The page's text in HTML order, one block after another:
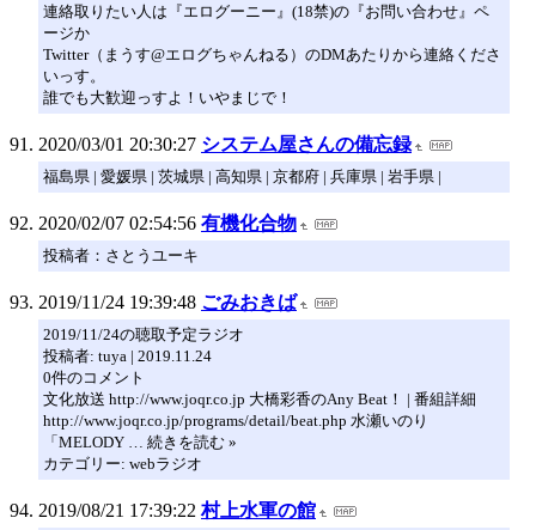
連絡取りたい人は『エログーニー』(18禁)の『お問い合わせ』ペ
ージか
Twitter（まうす@エログちゃんねる）のDMあたりから連絡くださ
いっす。
誰でも大歓迎っすよ！いやまじで！
2020/03/01 20:30:27 システム屋さんの備忘録
福島県 | 愛媛県 | 茨城県 | 高知県 | 京都府 | 兵庫県 | 岩手県 |
2020/02/07 02:54:56 有機化合物
投稿者：さとうユーキ
2019/11/24 19:39:48 ごみおきば
2019/11/24の聴取予定ラジオ
投稿者: tuya | 2019.11.24
0件のコメント
文化放送 http://www.joqr.co.jp 大橋彩香のAny Beat！ | 番組詳細
http://www.joqr.co.jp/programs/detail/beat.php 水瀬いのり
「MELODY … 続きを読む »
カテゴリー: webラジオ
2019/08/21 17:39:22 村上水軍の館